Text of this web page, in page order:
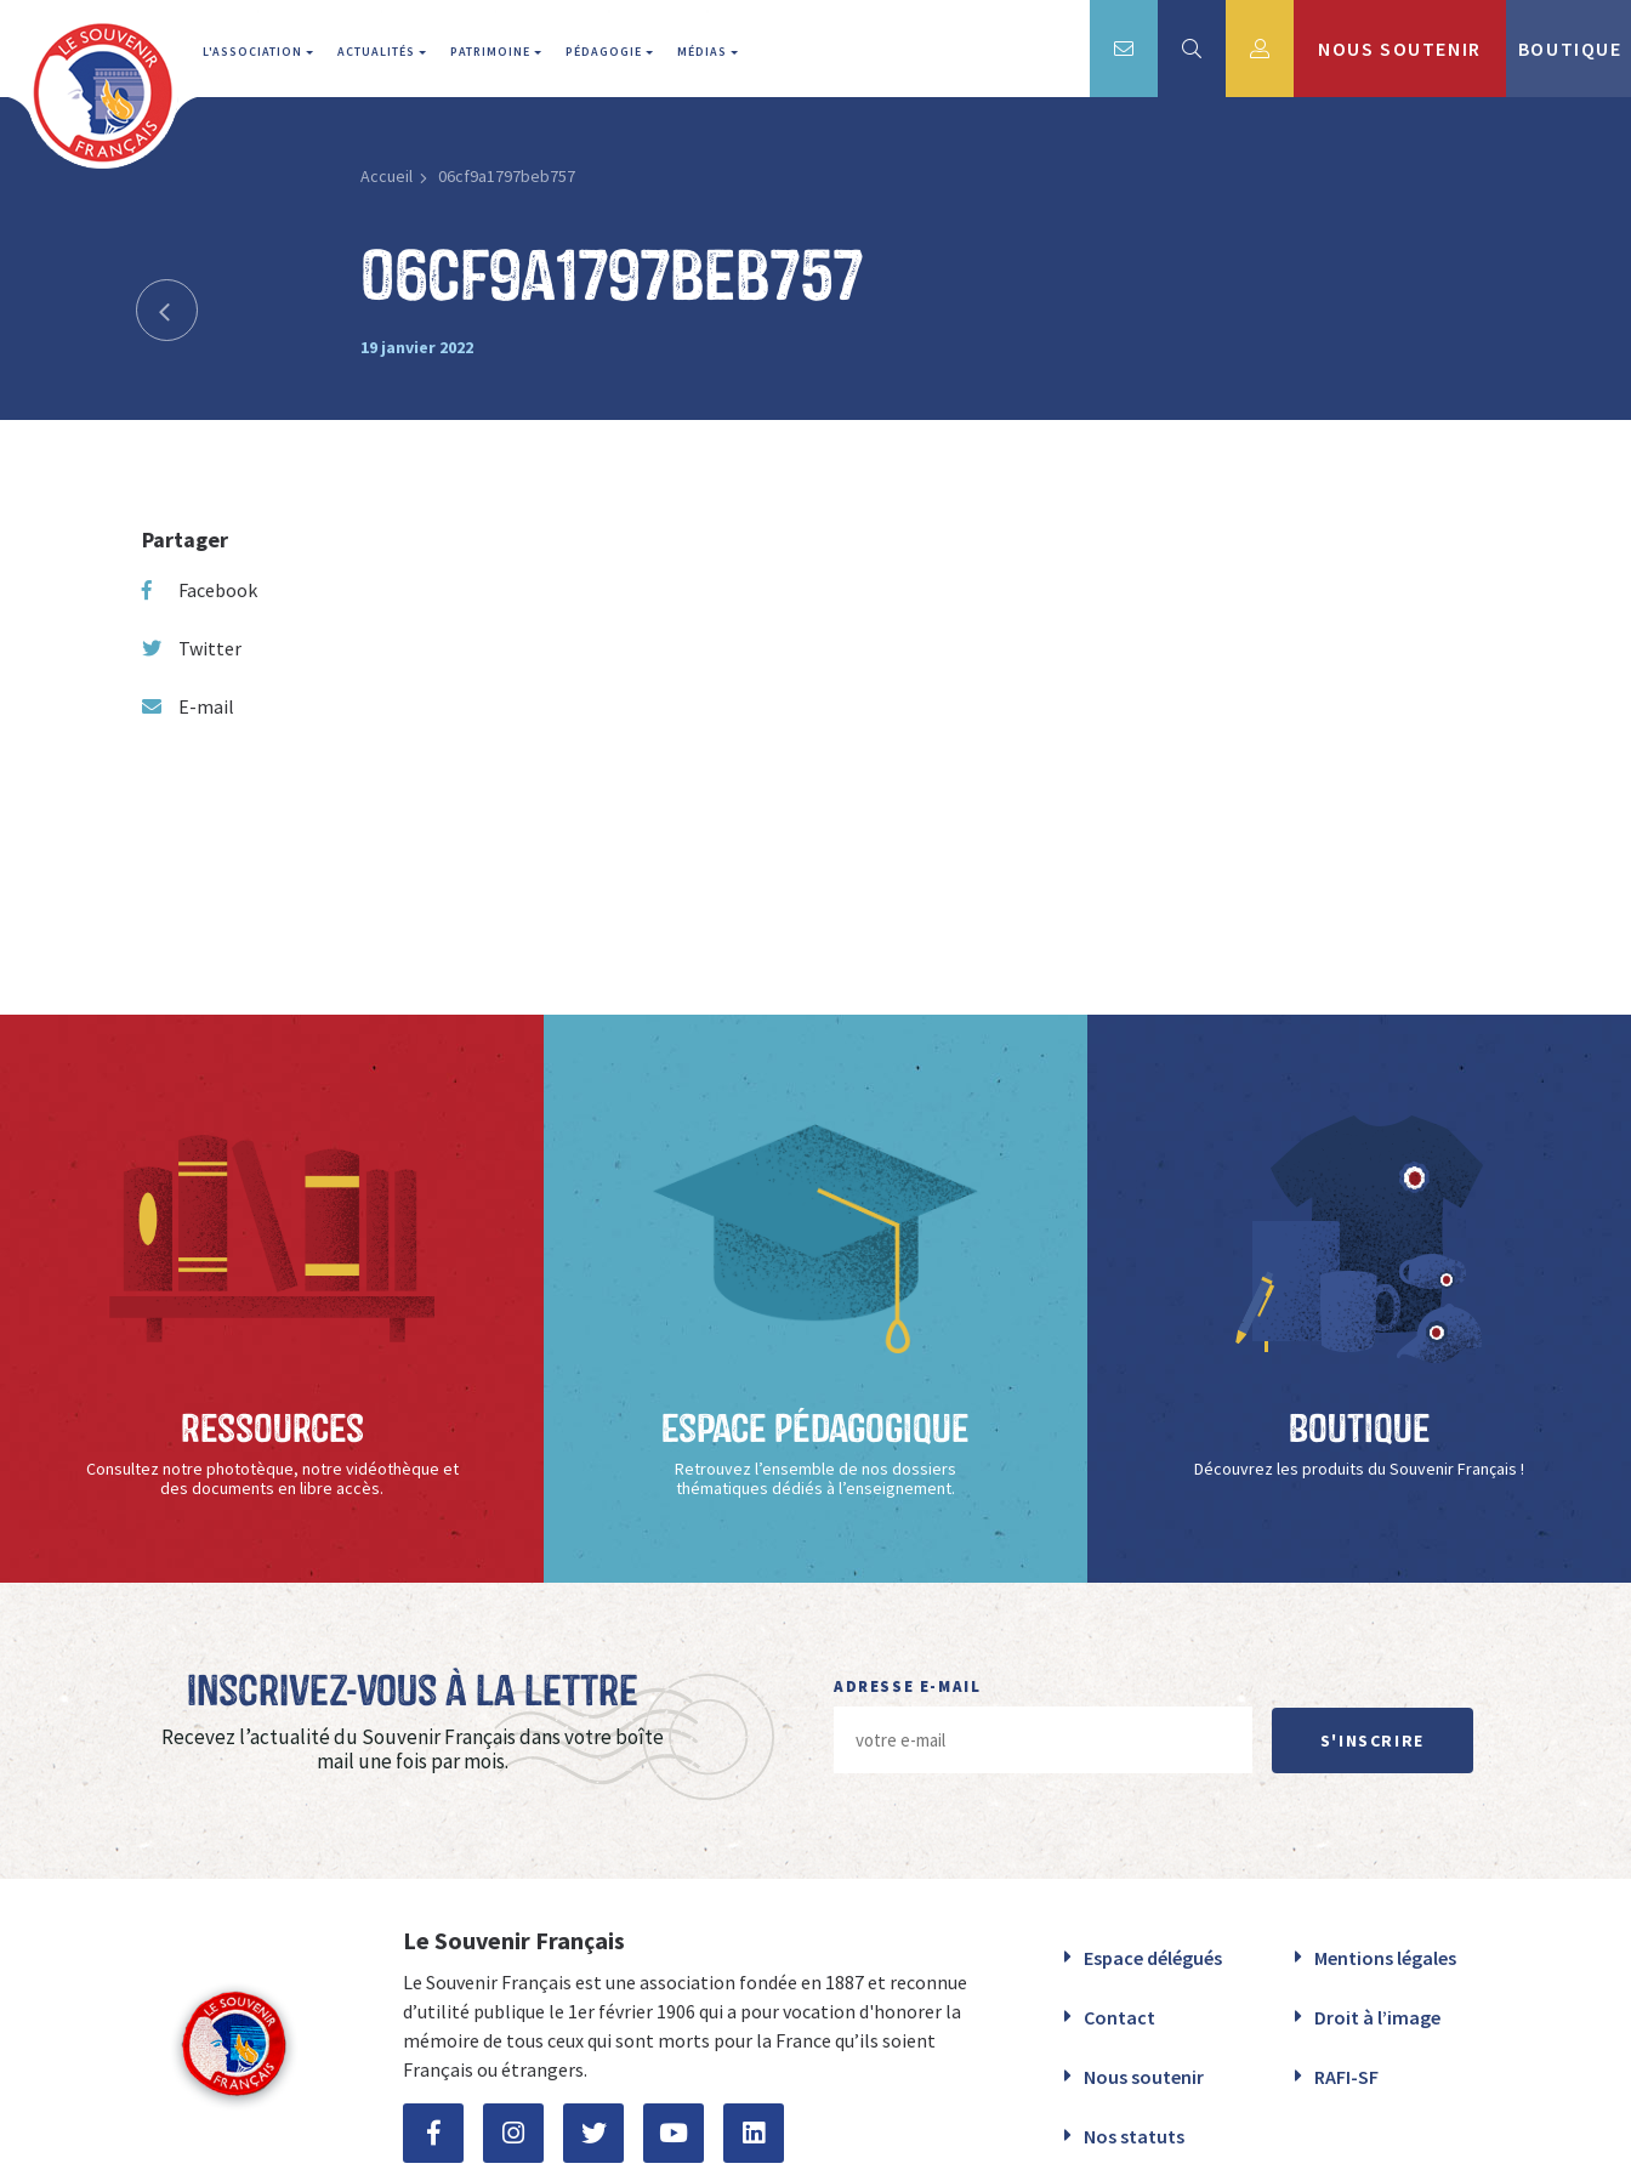
L'ASSOCIATION ACTUALITÉS PATRIMOINE PÉDAGOGIE MÉDIAS NOUS SOUTENIR BOUTIQUE
Accueil 06cf9a1797beb757
06cf9a1797beb757
19 janvier 2022
Partager
Facebook
Twitter
E-mail
Ressources
Consultez notre phototèque, notre vidéothèque et
des documents en libre accès.
Espace Pédagogique
Retrouvez l’ensemble de nos dossiers
thématiques dédiés à l’enseignement.
Boutique
Découvrez les produits du Souvenir Français !
Inscrivez-vous à La Lettre
Recevez l’actualité du Souvenir Français dans votre boîte
mail une fois par mois.
ADRESSE E-MAIL
S'INSCRIRE
Le Souvenir Français
Le Souvenir Français est une association fondée en 1887 et reconnue
d’utilité publique le 1er février 1906 qui a pour vocation d'honorer la
mémoire de tous ceux qui sont morts pour la France qu’ils soient
Français ou étrangers.
Espace délégués Mentions légales
Contact Droit à l’image
Nous soutenir RAFI-SF
Nos statuts